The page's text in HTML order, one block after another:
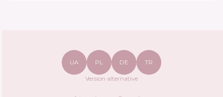
UA PL DE TR
Version alternative